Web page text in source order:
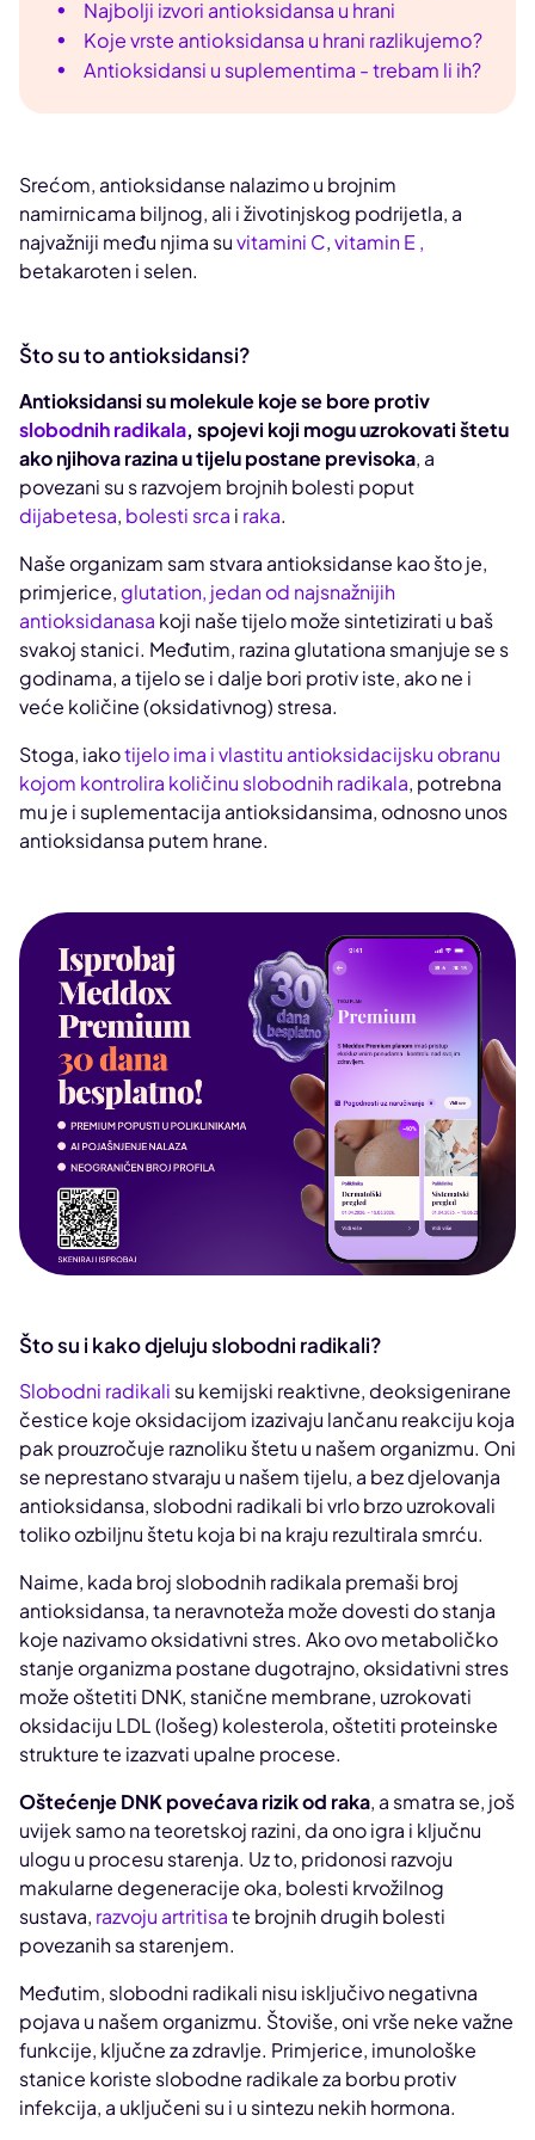
Najbolji izvori antioksidansa u hrani
Koje vrste antioksidansa u hrani razlikujemo?
Antioksidansi u suplementima - trebam li ih?
Srećom, antioksidanse nalazimo u brojnim
namirnicama biljnog, ali i životinjskog podrijetla, a
najvažniji među njima suvitamini C,vitamin E ,
betakaroten i selen.
Što su to antioksidansi?
Antioksidansi su molekule koje se bore protiv
slobodnih radikala, spojevi koji mogu uzrokovati štetu
ako njihova razina u tijelu postane previsoka, a
povezani su s razvojem brojnih bolesti poput
dijabetesa, bolesti srca i raka.
Naše organizam sam stvara antioksidanse kao što je,
primjerice,glutation, jedan od najsnažnijih
antioksidanasa koji naše tijelo može sintetizirati u baš
svakoj stanici. Međutim, razina glutationa smanjuje se s
godinama, a tijelo se i dalje bori protiv iste, ako ne i
veće količine (oksidativnog) stresa.
Stoga, iakotijelo ima i vlastitu antioksidacijsku obranu
kojom kontrolira količinu slobodnih radikala, potrebna
mu je i suplementacija antioksidansima, odnosno unos
antioksidansa putem hrane.
Što su i kako djeluju slobodni radikali?
Slobodni radikali su kemijski reaktivne, deoksigenirane
čestice koje oksidacijom izazivaju lančanu reakciju koja
pak prouzročuje raznoliku štetu u našem organizmu. Oni
se neprestano stvaraju u našem tijelu, a bez djelovanja
antioksidansa, slobodni radikali bi vrlo brzo uzrokovali
toliko ozbiljnu štetu koja bi na kraju rezultirala smrću.
Naime, kada broj slobodnih radikala premaši broj
antioksidansa, ta neravnoteža može dovesti do stanja
koje nazivamo oksidativni stres. Ako ovo metaboličko
stanje organizma postane dugotrajno, oksidativni stres
može oštetiti DNK, stanične membrane, uzrokovati
oksidaciju LDL (lošeg) kolesterola, oštetiti proteinske
strukture te izazvati upalne procese.
Oštećenje DNK povećava rizik od raka, a smatra se, još
uvijek samo na teoretskoj razini, da ono igra i ključnu
ulogu u procesu starenja. Uz to, pridonosi razvoju
makularne degeneracije oka, bolesti krvožilnog
sustava, razvoju artritisate brojnih drugih bolesti
povezanih sa starenjem.
Međutim, slobodni radikali nisu isključivo negativna
pojava u našem organizmu. Štoviše, oni vrše neke važne
funkcije, ključne za zdravlje. Primjerice, imunološke
stanice koriste slobodne radikale za borbu protiv
infekcija, a uključeni su i u sintezu nekih hormona.